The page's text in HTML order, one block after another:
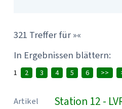
321 Treffer für »«
In Ergebnissen blättern:
1 2 3 4 5 6 >>
Artikel Station 12 -